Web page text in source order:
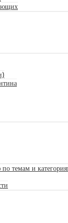
темам и